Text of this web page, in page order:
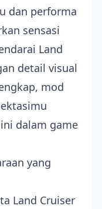
dan performa
sensasi
Land
detail visual
mod
dalam game
yang
Land Cruiser